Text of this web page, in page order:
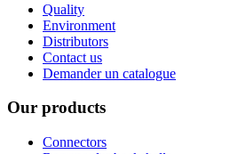
Quality
Environment
Distributors
Contact us
Demander un catalogue
Our products
Connectors